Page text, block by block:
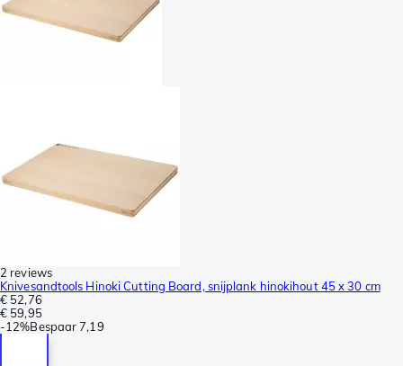
2 reviews
Knivesandtools Hinoki Cutting Board, snijplank hinokihout 45 x 30 cm
€ 52,76
€ 59,95
-12%Bespaar 7,19